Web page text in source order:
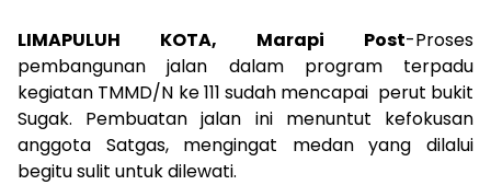
LIMAPULUH KOTA, Marapi Post-Proses
pembangunan jalan dalam program terpadu
kegiatan TMMD/N ke 111 sudah mencapai perut bukit
Sugak. Pembuatan jalan ini menuntut kefokusan
anggota Satgas, mengingat medan yang dilalui
begitu sulit untuk dilewati.